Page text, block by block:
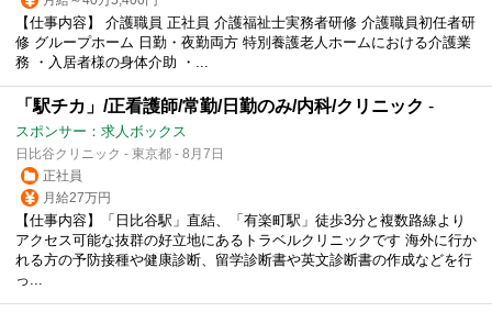
【仕事内容】 介護職員 正社員 介護福祉士実務者研修 介護職員初任者研
修 グループホーム 日勤・夜勤両方 特別養護老人ホームにおける介護業
務 ・入居者様の身体介助 ・...
「駅チカ」/正看護師/常勤/日勤のみ/内科/クリニック -
スポンサー：求人ボックス
日比谷クリニック - 東京都 - 8月7日
正社員
月給27万円
【仕事内容】「日比谷駅」直結、「有楽町駅」徒歩3分と複数路線より
アクセス可能な抜群の好立地にあるトラベルクリニックです 海外に行か
れる方の予防接種や健康診断、留学診断書や英文診断書の作成などを行
っ...